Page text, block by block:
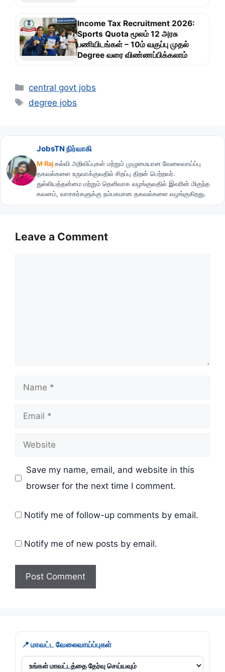
Income Tax Recruitment 2026:
Sports Quota மூலம் 12 அரசு
பணியிடங்கள் – 10ம் வகுப்பு முதல்
Degree வரை விண்ணப்பிக்கலாம்
Categories
central govt jobs
Tags
degree jobs
JobsTN நிர்வாகி
M Rajகல்வி அறிவிப்புகள் மற்றும் முழுமையான வேலைவாய்ப்பு
தகவல்களை உருவாக்குவதில் சிறப்பு திறன் பெற்றவர்.
துல்லியத்தன்மை மற்றும் தெளிவாக வழங்குவதில் இவரின் மிகுந்த
கவனம், வாசகர்களுக்கு நம்பகமான தகவல்களை வழங்குகிறது.
Leave a Comment
Name
Email
Website
Save my name, email, and website in this
browser for the next time I comment.
Notify me of follow-up comments by email.
Notify me of new posts by email.
📍 மாவட்ட வேலைவாய்ப்புகள்